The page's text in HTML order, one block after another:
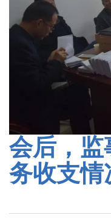
会后，监
务收支情